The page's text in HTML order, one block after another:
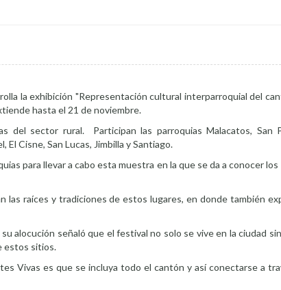
la exhibición "Representación cultural interparroquial del
hasta el 21 de noviembre.
del sector rural. Participan las parroquias Malacatos, San
El Cisne, San Lucas, Jimbilla y Santiago.
para llevar a cabo esta muestra en la que se da a conocer
raíces y tradiciones de estos lugares, en donde también
alocución señaló que el festival no solo se vive en la ciudad
estos sitios.
Vivas es que se incluya todo el cantón y así conectarse a